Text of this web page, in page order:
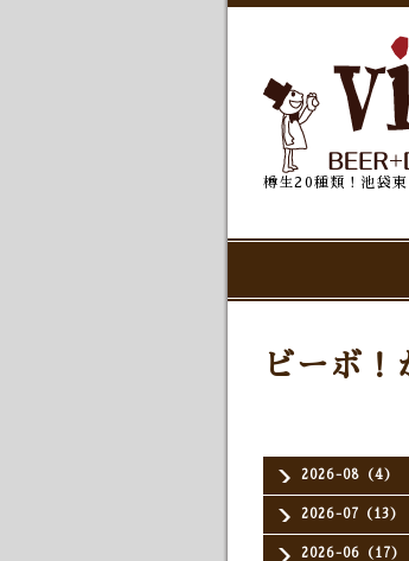
樽生20種類！池袋
2026-08（4）
2026-07（13）
2026-06（17）
ビーボ！